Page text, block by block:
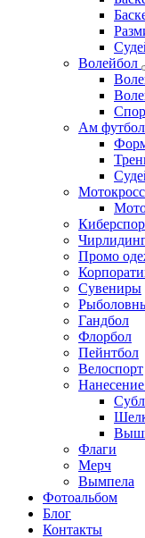
Волейбол
Ам футбол
Мотокросс
Промо
Сувениры
Гандбол
Флорбол
Пейнтбол
Велоспорт
Нанесение
Флаги
Мерч
Вымпела
Фотоальбом
Блог
Контакты